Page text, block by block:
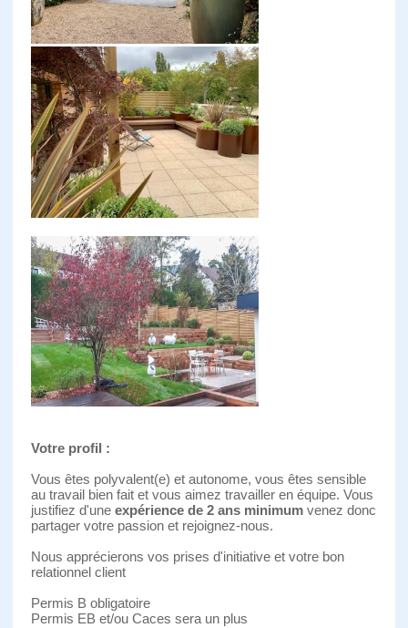
Votre profil :
Vous êtes polyvalent(e) et autonome, vous êtes sensible
au travail bien fait et vous aimez travailler en équipe. Vous
justifiez d'une expérience de 2 ans minimumvenez donc
partager votre passion et rejoignez-nous.
Nous apprécierons vos prises d'initiative et votre bon
relationnel client
Permis B obligatoire
Permis EB et/ou Caces sera un plus